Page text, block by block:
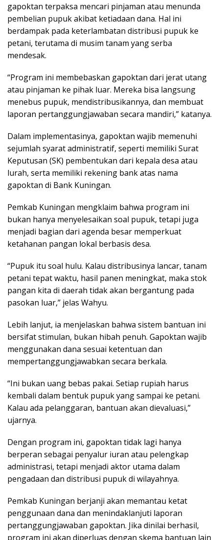
gapoktan terpaksa mencari pinjaman atau menunda
pembelian pupuk akibat ketiadaan dana. Hal ini
berdampak pada keterlambatan distribusi pupuk ke
petani, terutama di musim tanam yang serba
mendesak.
“Program ini membebaskan gapoktan dari jerat utang
atau pinjaman ke pihak luar. Mereka bisa langsung
menebus pupuk, mendistribusikannya, dan membuat
laporan pertanggungjawaban secara mandiri,” katanya.
Dalam implementasinya, gapoktan wajib memenuhi
sejumlah syarat administratif, seperti memiliki Surat
Keputusan (SK) pembentukan dari kepala desa atau
lurah, serta memiliki rekening bank atas nama
gapoktan di Bank Kuningan.
Pemkab Kuningan mengklaim bahwa program ini
bukan hanya menyelesaikan soal pupuk, tetapi juga
menjadi bagian dari agenda besar memperkuat
ketahanan pangan lokal berbasis desa.
“Pupuk itu soal hulu. Kalau distribusinya lancar, tanam
petani tepat waktu, hasil panen meningkat, maka stok
pangan kita di daerah tidak akan bergantung pada
pasokan luar,” jelas Wahyu.
Lebih lanjut, ia menjelaskan bahwa sistem bantuan ini
bersifat stimulan, bukan hibah penuh. Gapoktan wajib
menggunakan dana sesuai ketentuan dan
mempertanggungjawabkan secara berkala.
“Ini bukan uang bebas pakai. Setiap rupiah harus
kembali dalam bentuk pupuk yang sampai ke petani.
Kalau ada pelanggaran, bantuan akan dievaluasi,”
ujarnya.
Dengan program ini, gapoktan tidak lagi hanya
berperan sebagai penyalur iuran atau pelengkap
administrasi, tetapi menjadi aktor utama dalam
pengadaan dan distribusi pupuk di wilayahnya.
Pemkab Kuningan berjanji akan memantau ketat
penggunaan dana dan menindaklanjuti laporan
pertanggungjawaban gapoktan. Jika dinilai berhasil,
program ini akan diperluas dengan skema bantuan lain